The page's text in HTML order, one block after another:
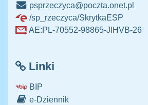
psprzeczyca@poczta.onet.pl
/sp_rzeczyca/SkrytkaESP
AE:PL-70552-98865-JIHVB-26
Linki
BIP
e-Dziennik